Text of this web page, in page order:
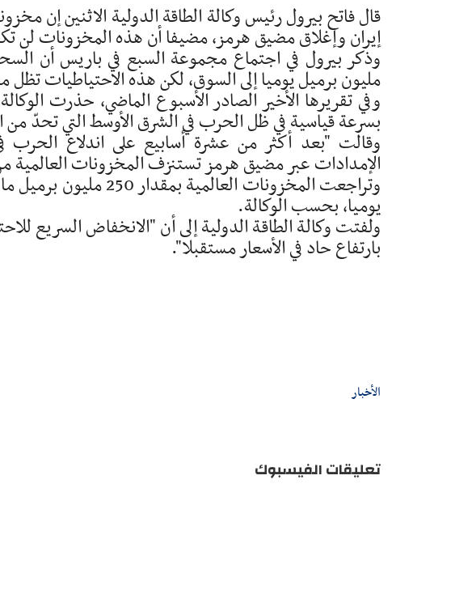
قال فاتح بيرول رئيس وكالة الطاقة الدولية الاثنين إن
إيران وإغلاق مضيق هرمز، مضيفا أن هذه المخزونات لن
مليون برميل يوميا إلى السوق، لكن هذه الاحتياطيات
وفي تقريرها الأخير الصادر الأسبوع الماضي، حذرت
بسرعة قياسية في ظل الحرب في الشرق الأوسط التي تحدّ من
وقالت "بعد أكثر من عشرة أسابيع على اندلاع الحرب
الإمدادات عبر مضيق هرمز تستنزف المخزونات العالمية
يوميا، بحسب الوكالة.
ولفتت وكالة الطاقة الدولية إلى أن "الانخفاض السريع
بارتفاع حاد في الأسعار مستقبلا".
الأخبار
تعليقات الفيسبوك